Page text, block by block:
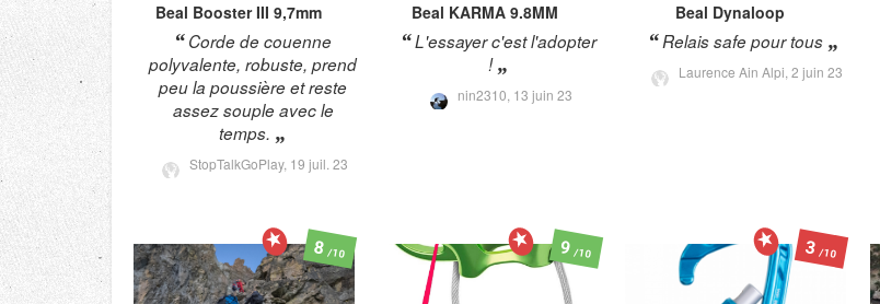
Beal Booster III 9,7mm
Corde de couenne
polyvalente, robuste, prend
peu la poussière et reste
assez souple avec le
temps.
StopTalkGoPlay, 19 juil. 23
Beal KARMA 9.8MM
L'essayer c'est l'adopter
!
nin2310, 13 juin 23
Beal Dynaloop
Relais safe pour tous
Laurence Ain Alpi, 2 juin 23
8/10 9/10 3/10